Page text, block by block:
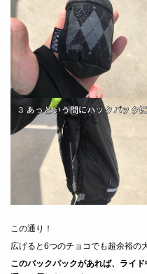
この通り！
広げると6つのチョコでも超余裕の
このバックパックがあれば、ライ